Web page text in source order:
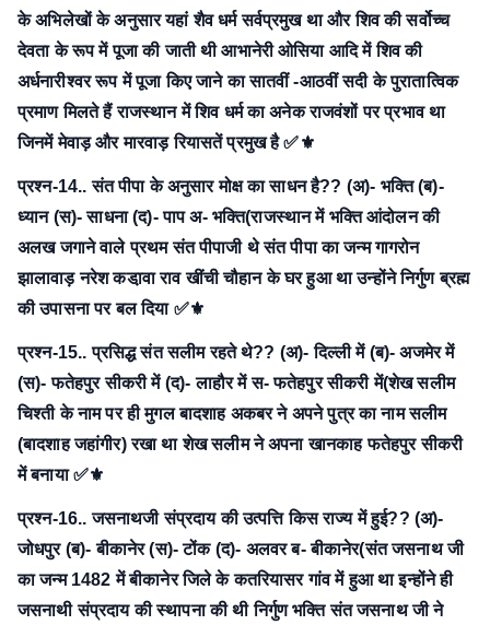
के अभिलेखों के अनुसार यहां शैव धर्म सर्वप्रमुख था और शिव की सर्वोच्च
देवता के रूप में पूजा की जाती थी आभानेरी ओसिया आदि में शिव की
अर्धनारीश्वर रूप में पूजा किए जाने का सातवीं -आठवीं सदी के पुरातात्विक
प्रमाण मिलते हैं राजस्थान में शिव धर्म का अनेक राजवंशों पर प्रभाव था
जिनमें मेवाड़ और मारवाड़ रियासतें प्रमुख है ✅⚜
प्रश्न-14.. संत पीपा के अनुसार मोक्ष का साधन है?? (अ)- भक्ति (ब)-
ध्यान (स)- साधना (द)- पाप अ- भक्ति(राजस्थान में भक्ति आंदोलन की
अलख जगाने वाले प्रथम संत पीपाजी थे संत पीपा का जन्म गागरोन
झालावाड़ नरेश कडा़वा राव खींची चौहान के घर हुआ था उन्होंने निर्गुण ब्रह्म
की उपासना पर बल दिया ✅⚜
प्रश्न-15.. प्रसिद्ध संत सलीम रहते थे?? (अ)- दिल्ली में (ब)- अजमेर में
(स)- फतेहपुर सीकरी में (द)- लाहौर में स- फतेहपुर सीकरी में(शेख सलीम
चिश्ती के नाम पर ही मुगल बादशाह अकबर ने अपने पुत्र का नाम सलीम
(बादशाह जहांगीर) रखा था शेख सलीम ने अपना खानकाह फतेहपुर सीकरी
में बनाया ✅⚜
प्रश्न-16.. जसनाथजी संप्रदाय की उत्पत्ति किस राज्य में हुई?? (अ)-
जोधपुर (ब)- बीकानेर (स)- टोंक (द)- अलवर ब- बीकानेर(संत जसनाथ जी
का जन्म 1482 में बीकानेर जिले के कतरियासर गांव में हुआ था इन्होंने ही
जसनाथी संप्रदाय की स्थापना की थी निर्गुण भक्ति संत जसनाथ जी ने